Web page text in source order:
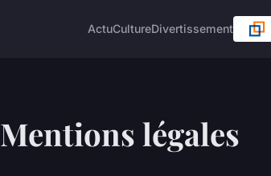
ActuCultureDivertissement
Mentions légales